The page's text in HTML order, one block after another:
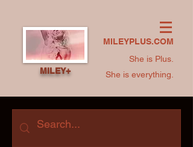
MILEYPLUS.COM
She is Plus.
She is everything.
MILEY+